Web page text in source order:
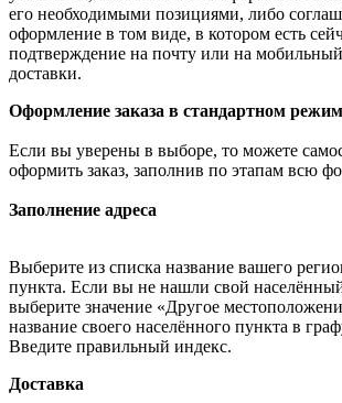
его необходимыми позициями, либо
оформление в том виде, в котором есть
подтверждение на почту или на
доставки.
Оформление заказа в стандартном
Если вы уверены в выборе, то можете
оформить заказ, заполнив по этапам всю
Заполнение адреса
Выберите из списка название вашего
пункта. Если вы не нашли свой
выберите значение «Другое
название своего населённого пункта в
Введите правильный индекс.
Доставка